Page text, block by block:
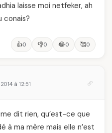
laisse moi netfeker, ah
conais?
👍0 👎0 😂0 🥰0
à 12:51
dit rien, qu’est-ce que
à ma mère mais elle n’est